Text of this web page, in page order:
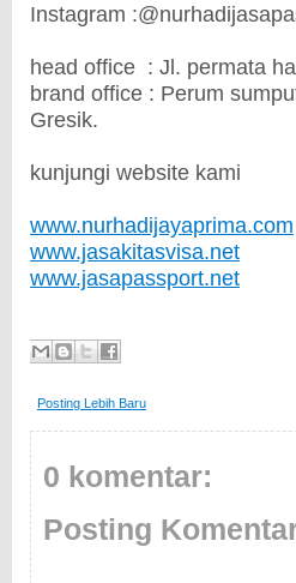
Instagram
head office : Jl. permata
brand office : Perum
Gresik.
kunjungi website kami
www.nurhadijayaprima.com
www.jasakitasvisa.net
www.jasapassport.net
Posting Lebih Baru
0 komentar:
Posting